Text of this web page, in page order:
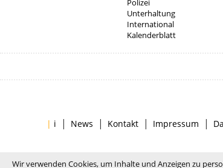
Polizei
Unterhaltung
International
Kalenderblatt
| i | News | Kontakt | Impressum |
Wir verwenden Cookies, um Inhalte und Anzeigen zu